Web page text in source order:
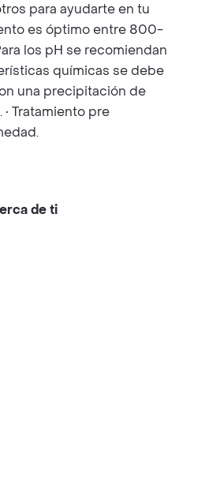
para ayudarte en tu
es óptimo entre 800-
los pH se recomiendan
químicas se debe
una precipitación de
Tratamiento pre
de ti